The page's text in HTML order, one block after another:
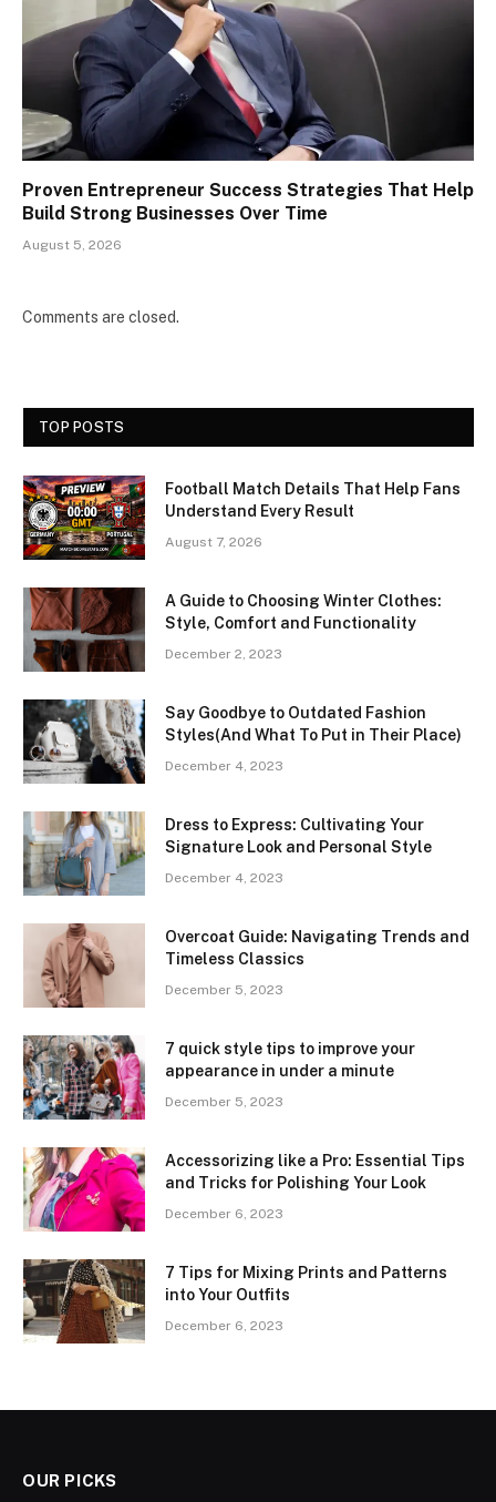
Proven Entrepreneur Success Strategies That Help
Build Strong Businesses Over Time
August 5, 2026
Comments are closed.
TOP POSTS
Football Match Details That Help Fans
Understand Every Result
August 7, 2026
A Guide to Choosing Winter Clothes:
Style, Comfort and Functionality
December 2, 2023
Say Goodbye to Outdated Fashion
Styles(And What To Put in Their Place)
December 4, 2023
Dress to Express: Cultivating Your
Signature Look and Personal Style
December 4, 2023
Overcoat Guide: Navigating Trends and
Timeless Classics
December 5, 2023
7 quick style tips to improve your
appearance in under a minute
December 5, 2023
Accessorizing like a Pro: Essential Tips
and Tricks for Polishing Your Look
December 6, 2023
7 Tips for Mixing Prints and Patterns
into Your Outfits
December 6, 2023
OUR PICKS